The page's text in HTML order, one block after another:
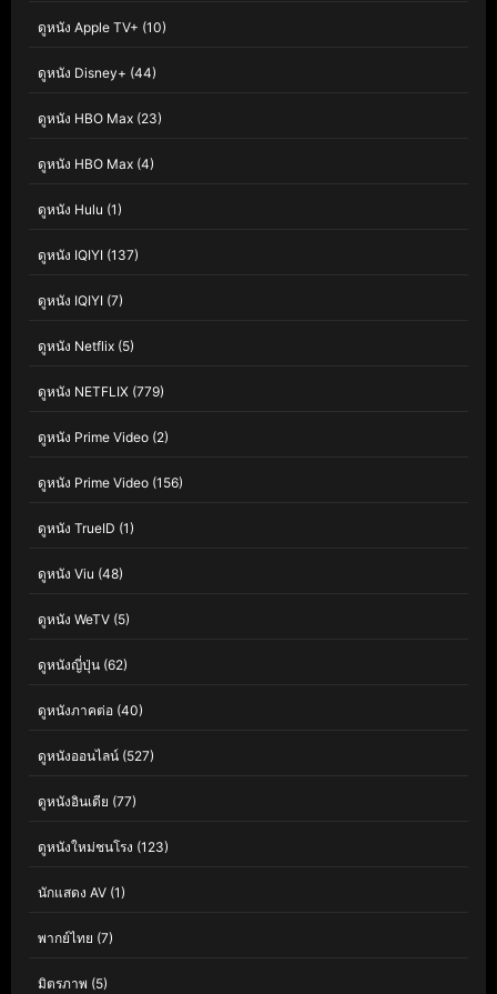
ดูหนัง Apple TV+ (10)
ดูหนัง Disney+ (44)
ดูหนัง HBO Max (23)
ดูหนัง HBO Max (4)
ดูหนัง Hulu (1)
ดูหนัง IQIYI (137)
ดูหนัง IQIYI (7)
ดูหนัง Netflix (5)
ดูหนัง NETFLIX (779)
ดูหนัง Prime Video (2)
ดูหนัง Prime Video (156)
ดูหนัง TrueID (1)
ดูหนัง Viu (48)
ดูหนัง WeTV (5)
ดูหนังญี่ปุ่น (62)
ดูหนังภาคต่อ (40)
ดูหนังออนไลน์ (527)
ดูหนังอินเดีย (77)
ดูหนังใหม่ชนโรง (123)
นักแสดง AV (1)
พากย์ไทย (7)
มิตรภาพ (5)